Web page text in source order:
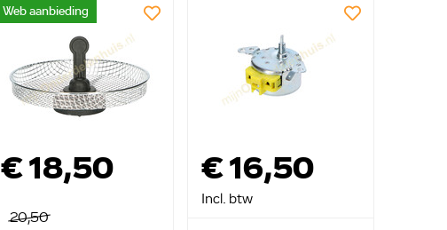
Web aanbieding
€ 18,50
20,50
€ 16,50
Incl. btw